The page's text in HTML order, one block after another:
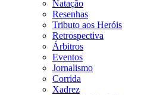
Natação
Resenhas
Tributo aos Heróis
Retrospectiva
Árbitros
Eventos
Jornalismo
Corrida
Xadrez